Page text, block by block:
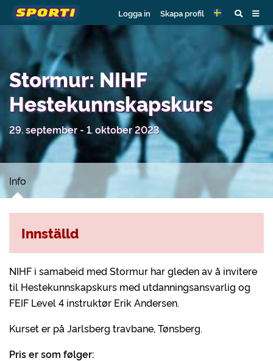
Logga in Skapa profil
Stormur: NIHF
Hestekunnskapskurs
29. september - 1. oktober 2023
Info
NIHF i samabeid med Stormur har gleden av å invitere
til Hestekunnskapskurs med utdanningsansvarlig og
FEIF Level 4 instruktør Erik Andersen.
Kurset er på Jarlsberg travbane, Tønsberg.
Pris er som følger:
Innställd